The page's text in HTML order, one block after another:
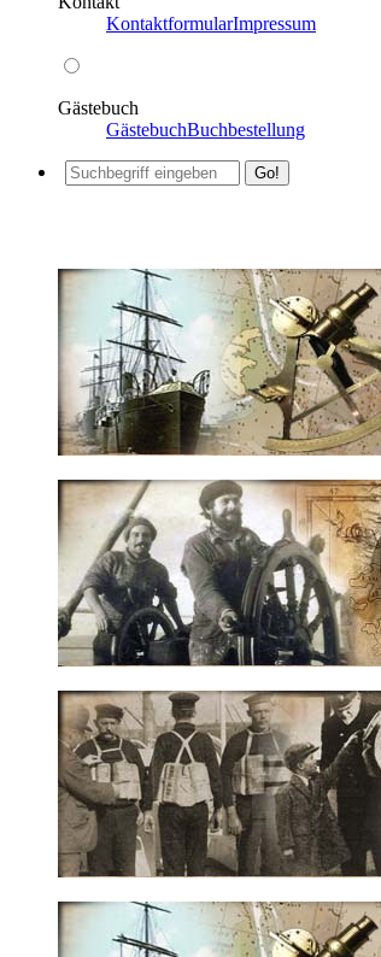
KontaktformularImpressum
Gästebuch
GästebuchBuchbestellung